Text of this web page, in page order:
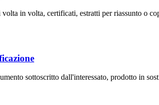
in volta, certificati, estratti per riassunto o
sottoscritto dall'interessato, prodotto in